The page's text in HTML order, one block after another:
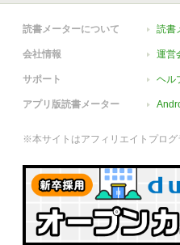
読書メーターについて 読書
会社情報 運営
サポート ヘル
アプリ版読書メーター
※本サイトはアフィリエイトプロ